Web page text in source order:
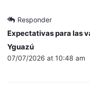
Responder
Expectativas para las
Yguazú
07/07/2026 at 10:48 am